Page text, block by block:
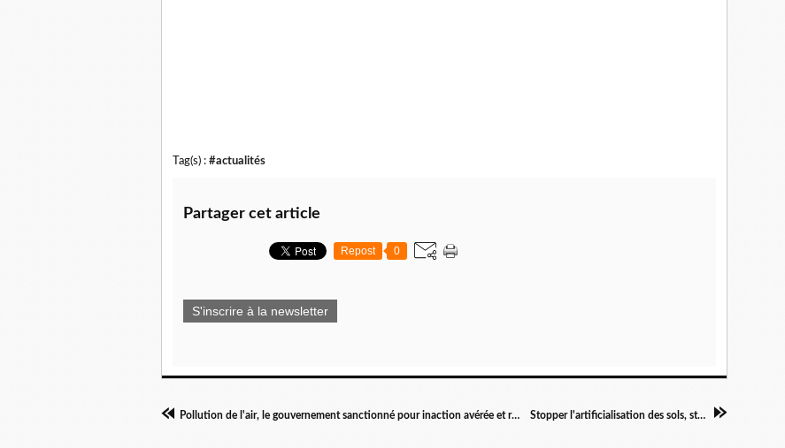
Tag(s) : #actualités
Partager cet article
Repost 0
S'inscrire à la newsletter
Pollution de l'air, le gouvernement sanctionné pour inaction avérée et répétée (48 000 décès prématurés par an) Stopper l'artificialisation des sols, stop aux nouvelles routes